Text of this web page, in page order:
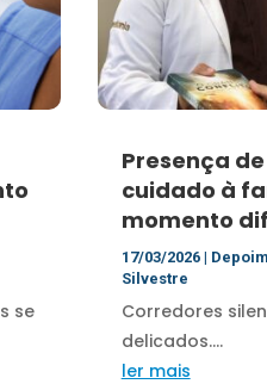
se
Presença
cuidado à
momento
17/03/2026|
Silvestre
Corredores
delicados....
ler mais